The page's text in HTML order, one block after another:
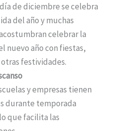
de diciembre se celebra
del año y muchas
celebrar la
nuevo año con fiestas,
festividades.
y empresas tienen
durante temporada
que facilita las